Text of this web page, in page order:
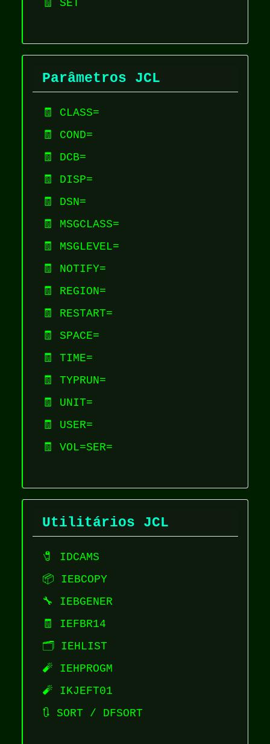
🧾 SET
Parâmetros JCL
🧾 CLASS=
🧾 COND=
🧾 DCB=
🧾 DISP=
🧾 DSN=
🧾 MSGCLASS=
🧾 MSGLEVEL=
🧾 NOTIFY=
🧾 REGION=
🧾 RESTART=
🧾 SPACE=
🧾 TIME=
🧾 TYPRUN=
🧾 UNIT=
🧾 USER=
🧾 VOL=SER=
Utilitários JCL
🧷 IDCAMS
📦 IEBCOPY
🔧 IEBGENER
🧾 IEFBR14
🗂️ IEHLIST
🧨 IEHPROGM
🧨 IKJEFT01
🔃 SORT / DFSORT